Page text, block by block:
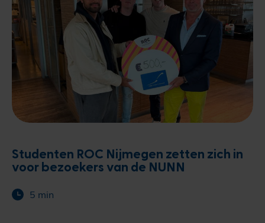
Studenten ROC Nijmegen zetten zich in
voor bezoekers van de NUNN
5 min